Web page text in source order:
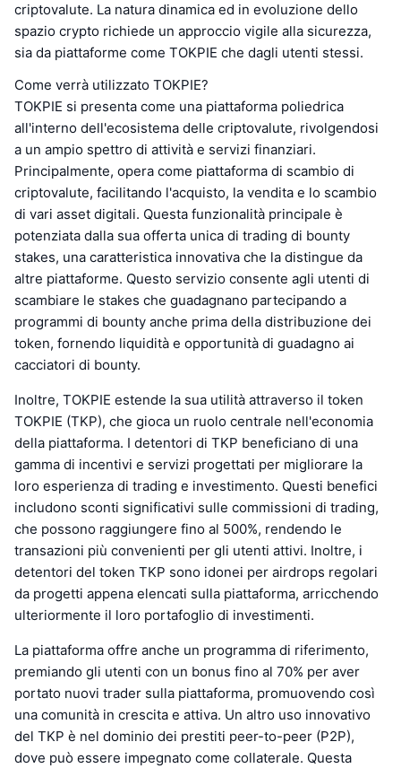
criptovalute. La natura dinamica ed in evoluzione dello
spazio crypto richiede un approccio vigile alla sicurezza,
sia da piattaforme come TOKPIE che dagli utenti stessi.
Come verrà utilizzato TOKPIE?
TOKPIE si presenta come una piattaforma poliedrica
all'interno dell'ecosistema delle criptovalute, rivolgendosi
a un ampio spettro di attività e servizi finanziari.
Principalmente, opera come piattaforma di scambio di
criptovalute, facilitando l'acquisto, la vendita e lo scambio
di vari asset digitali. Questa funzionalità principale è
potenziata dalla sua offerta unica di trading di bounty
stakes, una caratteristica innovativa che la distingue da
altre piattaforme. Questo servizio consente agli utenti di
scambiare le stakes che guadagnano partecipando a
programmi di bounty anche prima della distribuzione dei
token, fornendo liquidità e opportunità di guadagno ai
cacciatori di bounty.
Inoltre, TOKPIE estende la sua utilità attraverso il token
TOKPIE (TKP), che gioca un ruolo centrale nell'economia
della piattaforma. I detentori di TKP beneficiano di una
gamma di incentivi e servizi progettati per migliorare la
loro esperienza di trading e investimento. Questi benefici
includono sconti significativi sulle commissioni di trading,
che possono raggiungere fino al 500%, rendendo le
transazioni più convenienti per gli utenti attivi. Inoltre, i
detentori del token TKP sono idonei per airdrops regolari
da progetti appena elencati sulla piattaforma, arricchendo
ulteriormente il loro portafoglio di investimenti.
La piattaforma offre anche un programma di riferimento,
premiando gli utenti con un bonus fino al 70% per aver
portato nuovi trader sulla piattaforma, promuovendo così
una comunità in crescita e attiva. Un altro uso innovativo
del TKP è nel dominio dei prestiti peer-to-peer (P2P),
dove può essere impegnato come collaterale. Questa